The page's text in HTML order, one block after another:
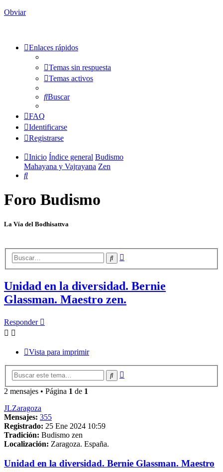
Obviar
Enlaces rápidos
Temas sin respuesta
Temas activos
Buscar
FAQ
Identificarse
Registrarse
Inicio Índice general Budismo
Mahayana y Vajrayana Zen
Buscar
Foro Budismo
La Vía del Bodhisattva
Buscar
Unidad en la diversidad. Bernie
Glassman. Maestro zen.
Responder
Vista para imprimir
Buscar
2 mensajes • Página 1 de 1
JLZaragoza
Mensajes: 355
Registrado: 25 Ene 2024 10:59
Tradición: Budismo zen
Localización: Zaragoza. España.
Unidad en la diversidad. Bernie Glassman. Maestro